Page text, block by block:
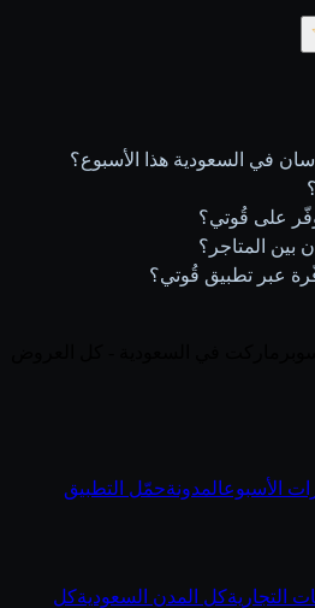
في السعودية هذا الأسبوع؟
على قُوتي؟
المتاجر؟
عبر تطبيق قُوتي؟
الأسبوعالمدونةحمّل التطبيق
التجاريةكل المدن السعوديةكل